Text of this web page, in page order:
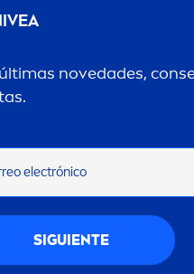
novedades,
electrónico
SIGUIENTE